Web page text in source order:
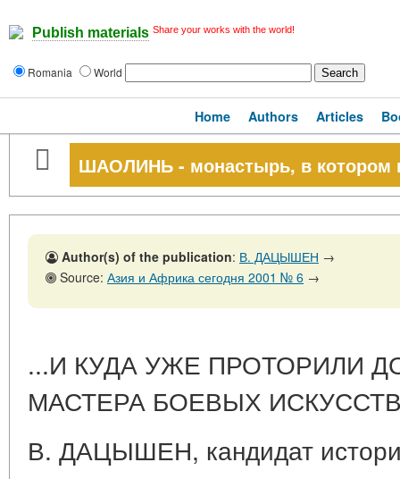
Publish materials Share your works with the world!
Romania World
Home Authors Articles
ШАОЛИНЬ - монастырь, в котором
Author(s) of the publication: В. ДАЦЫШЕН →
Source: Азия и Африка сегодня 2001 № 6 →
...И КУДА УЖЕ ПРОТОРИЛИ
МАСТЕРА БОЕВЫХ
В. ДАЦЫШЕН, кандидат